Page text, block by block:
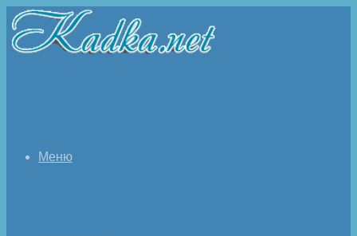
Меню